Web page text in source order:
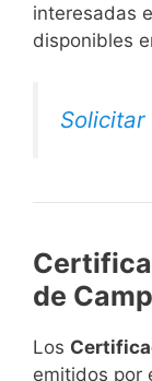
interesadas
disponibles
de
Los
emitidos por